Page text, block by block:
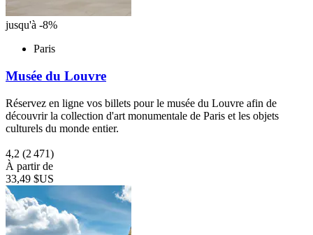
jusqu'à -8%
Paris
Musée du Louvre
Réservez en ligne vos billets pour le musée du Louvre afin de
découvrir la collection d'art monumentale de Paris et les objets
culturels du monde entier.
4,2 (2 471)
À partir de
33,49 $US